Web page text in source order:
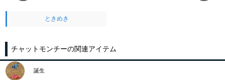
ときめき
チャットモンチーの関連アイテム
誕生